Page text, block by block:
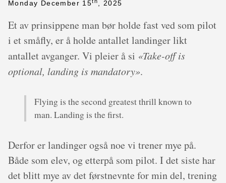
Monday December 15 , 2025
Et av prinsippene man bør holde fast ved som pilot
i et småfly, er å holde antallet landinger likt
antallet avganger. Vi pleier å si «Take-off is
optional, landing is mandatory».
Flying is the second greatest thrill known to
man. Landing is the first.
Derfor er landinger også noe vi trener mye på.
Både som elev, og etterpå som pilot. I det siste har
det blitt mye av det førstnevnte for min del, trening